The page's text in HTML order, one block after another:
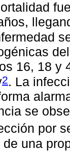
16, 18 y
2. La
se
por
una